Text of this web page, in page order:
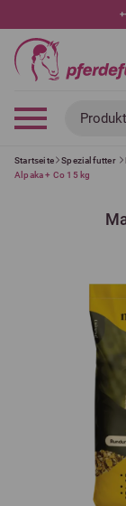
Startseite Spezialfutter
Alpaka + Co 15 kg